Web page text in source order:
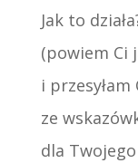
Jak to
(powiem Ci
i przesyłam
ze
dla